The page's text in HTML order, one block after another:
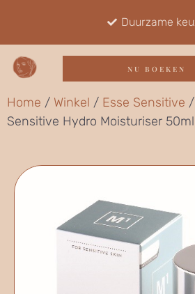
Duurzame
NU BOEKEN
Home / Winkel / Esse Sensitive
Sensitive Hydro Moisturiser 50ml